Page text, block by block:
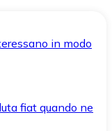
in modo
fiat quando ne